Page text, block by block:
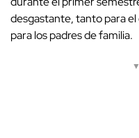
desgastante, tanto para
para los padres de familia.